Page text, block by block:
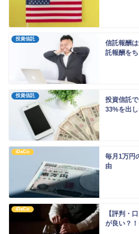
投資信託
信託報酬
託報酬を
投資信託
投資信託
33%を出
iDeCo
毎月1万円
由
iDeCo
【評判・
が良い？